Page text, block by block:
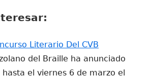
Literario Del CVB
del Braille ha anunciado
el viernes 6 de marzo el